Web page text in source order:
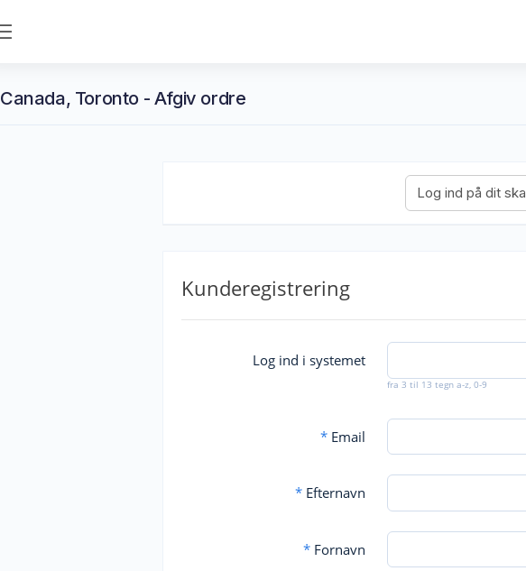
Canada, Toronto - Afgiv ordre
Kunderegistrering
Log ind i systemet
fra 3 til 13 tegn a-z, 0-9
*Email
*Efternavn
*Fornavn